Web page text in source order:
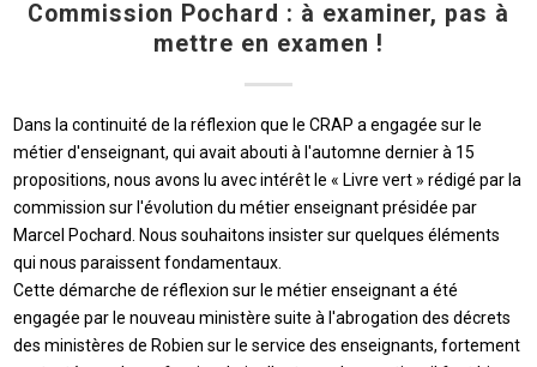
Commission Pochard : à examiner, pas à
mettre en examen !
Dans la continuité de la réflexion que le CRAP a engagée sur le
métier d'enseignant, qui avait abouti à l'automne dernier à 15
propositions, nous avons lu avec intérêt le « Livre vert » rédigé par la
commission sur l'évolution du métier enseignant présidée par
Marcel Pochard. Nous souhaitons insister sur quelques éléments
qui nous paraissent fondamentaux.
Cette démarche de réflexion sur le métier enseignant a été
engagée par le nouveau ministère suite à l'abrogation des décrets
des ministères de Robien sur le service des enseignants, fortement